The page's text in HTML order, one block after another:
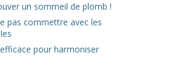
un sommeil de plomb !
pas commettre avec les
pour harmoniser